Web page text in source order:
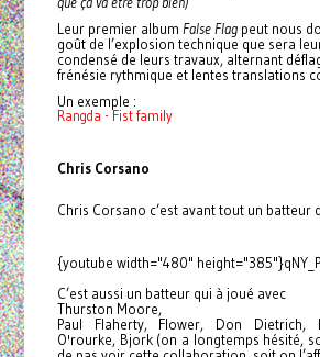
Leur premier album False Flag peut nous
goût de l’explosion technique que sera
condensé de leurs travaux, alternant
frénésie rythmique et lentes translations
Un exemple :
Rangda - Fist family
Chris Corsano
Chris Corsano c’est avant tout un batteur
{youtube width="480"
C’est aussi un batteur qui à joué avec
Thurston Moore,
Paul Flaherty, Flower, Don Dietrich,
O'rourke, Bjork (on a longtemps hésité,